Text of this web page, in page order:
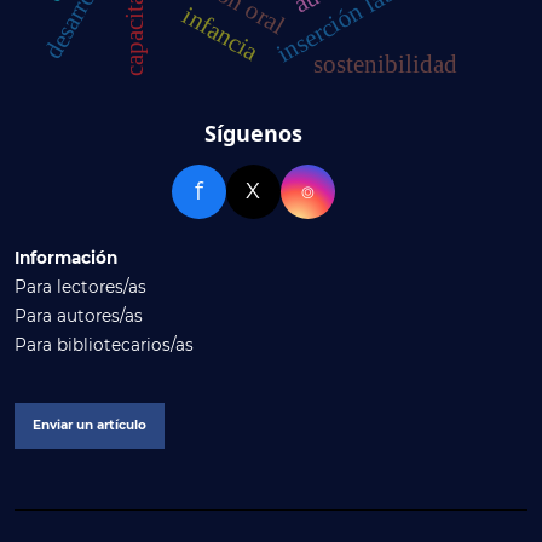
sostenibilidad
infancia
Síguenos
f X ⌾
Información
Para lectores/as
Para autores/as
Para bibliotecarios/as
Enviar un artículo